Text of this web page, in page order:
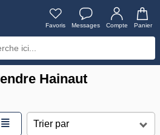
Favoris Messages Compte Panier
Hainaut
≣